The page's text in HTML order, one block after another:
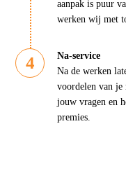
aanpak is puur
werken wij met
Na-service
Na de werken
voordelen van
jouw vragen en
premies.